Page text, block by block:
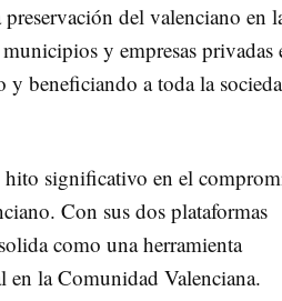
del valenciano en
y empresas privadas
y beneficiando a toda la
significativo en el
Con sus dos plataformas
como una herramienta
la Comunidad Valenciana.